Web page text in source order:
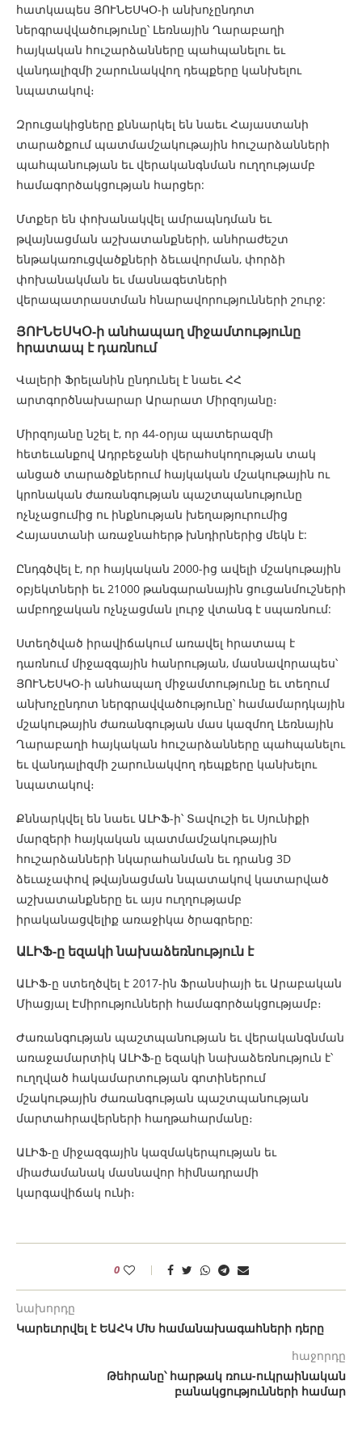
հատկապես ՅՈՒՆԵՍԿՕ-ի անխոչընդոտ
ներգրավվածությունը՝ Լեռնային Ղարաբաղի
հայկական հուշարձանները պահպանելու եւ
վանդալիզմի շարունակվող դեպքերը կանխելու
նպատակով։
Զրուցակիցները քննարկել են նաեւ Հայաստանի
տարածքում պատմամշակութային հուշարձանների
պահպանության եւ վերականգնման ուղղությամբ
համագործակցության հարցեր:
Մտքեր են փոխանակվել ամրապնդման եւ
թվայնացման աշխատանքների, անհրաժեշտ
ենթակառուցվածքների ձեւավորման, փորձի
փոխանակման եւ մասնագետների
վերապատրաստման հնարավորությունների շուրջ:
ՅՈՒՆԵՍԿՕ-ի անհապաղ միջամտությունը
հրատապ է դառնում
Վալերի Ֆրելանին ընդունել է նաեւ ՀՀ
արտգործնախարար Արարատ Միրզոյանը։
Միրզոյանը նշել է, որ 44-օրյա պատերազմի
հետեւանքով Ադրբեջանի վերահսկողության տակ
անցած տարածքներում հայկական մշակութային ու
կրոնական ժառանգության պաշտպանությունը
ոչնչացումից ու ինքնության խեղաթյուրումից
Հայաստանի առաջնահերթ խնդիրներից մեկն է:
Ընդգծվել է, որ հայկական 2000-ից ավելի մշակութային
օբյեկտների եւ 21000 թանգարանային ցուցանմուշների
ամբողջական ոչնչացման լուրջ վտանգ է սպառնում:
Ստեղծված իրավիճակում առավել հրատապ է
դառնում միջազգային հանրության, մասնավորապես՝
ՅՈՒՆԵՍԿՕ-ի անհապաղ միջամտությունը եւ տեղում
անխոչընդոտ ներգրավվածությունը՝ համամարդկային
մշակութային ժառանգության մաս կազմող Լեռնային
Ղարաբաղի հայկական հուշարձանները պահպանելու
եւ վանդալիզմի շարունակվող դեպքերը կանխելու
նպատակով։
Քննարկվել են նաեւ ԱԼԻՖ-ի՝ Տավուշի եւ Սյունիքի
մարզերի հայկական պատմամշակութային
հուշարձանների նկարահանման եւ դրանց 3D
ձեւաչափով թվայնացման նպատակով կատարված
աշխատանքները եւ այս ուղղությամբ
իրականացվելիք առաջիկա ծրագրերը:
ԱԼԻՖ-ը եզակի նախաձեռնություն է
ԱԼԻՖ-ը ստեղծվել է 2017-ին Ֆրանսիայի եւ Արաբական
Միացյալ Էմիրությունների համագործակցությամբ։
Ժառանգության պաշտպանության եւ վերականգնման
առաջամարտիկ ԱԼԻՖ-ը եզակի նախաձեռնություն է՝
ուղղված հակամարտության գոտիներում
մշակութային ժառանգության պաշտպանության
մարտահրավերների հաղթահարմանը։
ԱԼԻՖ-ը միջազգային կազմակերպության եւ
միաժամանակ մասնավոր հիմնադրամի
կարգավիճակ ունի։
0
նախորդը
Կարեւորվել է ԵԱՀԿ ՄԽ համանախագահների դերը
հաջորդը
Թեհրանը՝ հարթակ ռուս-ուկրաինական
բանակցությունների համար